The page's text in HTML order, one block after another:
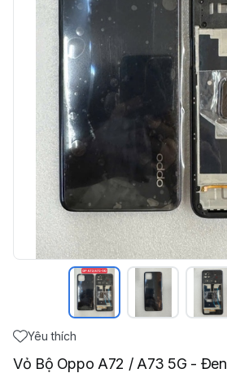
Yêu thích
Vỏ Bộ Oppo A72 / A73 5G - Đen